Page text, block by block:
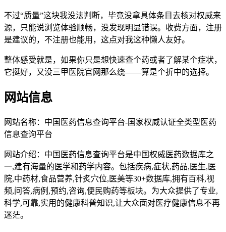
不过“质量”这块我没法判断，毕竟没拿具体条目去核对权威来
源，只能说浏览体验顺畅，没发现明显错误。收费方面，注册
是建议的，不注册也能用，这点对我这种懒人友好。
整体感受就是，如果你只是想快速查个药或者了解某个症状，
它挺好，又没三甲医院官网那么绕——算是个折中的选择。
网站信息
网站名称： 中国医药信息查询平台-国家权威认证全类型医药
信息查询平台
网站介绍： 中国医药信息查询平台是中国权威医药数据库之
一,建有海量的医学和药学内容。包括疾病,症状,药品,医生,医
院,中药材,食品营养,针炙穴位,医美等30+数据库,拥有百科,视
频,问答,病例,预约,咨询,便民购药等板块。为大众提供了专业,
科学,可靠,实用的健康科普知识,让大众面对医疗健康信息不再
迷茫。